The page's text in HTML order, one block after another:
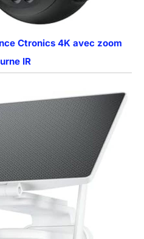
Ctronics 4K avec zoom
IR